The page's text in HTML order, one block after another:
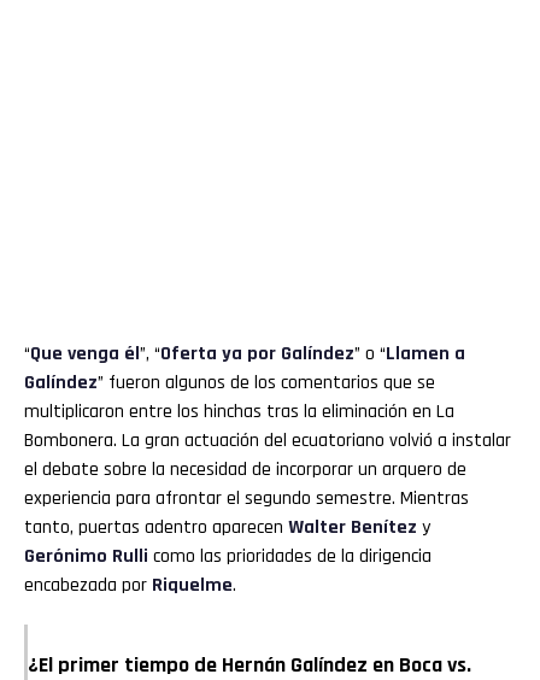
“Que venga él”, “Oferta ya por Galíndez” o “Llamen a
Galíndez” fueron algunos de los comentarios que se
multiplicaron entre los hinchas tras la eliminación en La
Bombonera. La gran actuación del ecuatoriano volvió a instalar
el debate sobre la necesidad de incorporar un arquero de
experiencia para afrontar el segundo semestre. Mientras
tanto, puertas adentro aparecen Walter Benítez y
Gerónimo Rulli como las prioridades de la dirigencia
encabezada por Riquelme.
¿El primer tiempo de Hernán Galíndez en Boca vs.